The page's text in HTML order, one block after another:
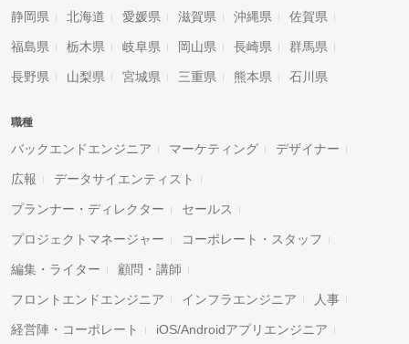
静岡県 北海道 愛媛県 滋賀県 沖縄県 佐賀県
福島県 栃木県 岐阜県 岡山県 長崎県 群馬県
長野県 山梨県 宮城県 三重県 熊本県 石川県
職種
バックエンドエンジニア マーケティング デザイナー
広報 データサイエンティスト
プランナー・ディレクター セールス
プロジェクトマネージャー コーポレート・スタッフ
編集・ライター 顧問・講師
フロントエンドエンジニア インフラエンジニア 人事
経営陣・コーポレート iOS/Androidアプリエンジニア